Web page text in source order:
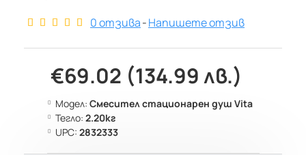
0 отзива-Напишете отзив
€69.02 (134.99 лв.)
Модел: Смесител стационарен душ Vita
Тегло: 2.20кг
UPC: 2832333